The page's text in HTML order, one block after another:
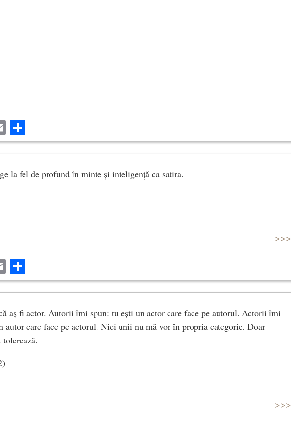
Email
la fel de profund în minte și inteligență ca satira.
>>>
Email
aș fi actor. Autorii îmi spun: tu ești un actor care face pe autorul. Actorii îmi
autor care face pe actorul. Nici unii nu mă vor în propria categorie. Doar
>>>